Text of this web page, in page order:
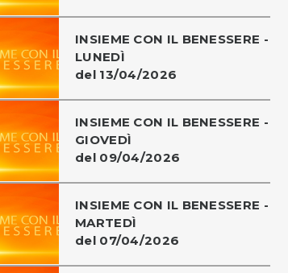
INSIEME CON IL BENESSERE -
LUNEDÌ
del 13/04/2026
INSIEME CON IL BENESSERE -
GIOVEDÌ
del 09/04/2026
INSIEME CON IL BENESSERE -
MARTEDÌ
del 07/04/2026